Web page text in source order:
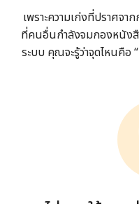
เพราะความเก่งที่ปราศจ
ที่คนอื่นกำลังจมกองหนัง
ระบบ คุณจะรู้ว่าจุดไหนคือ